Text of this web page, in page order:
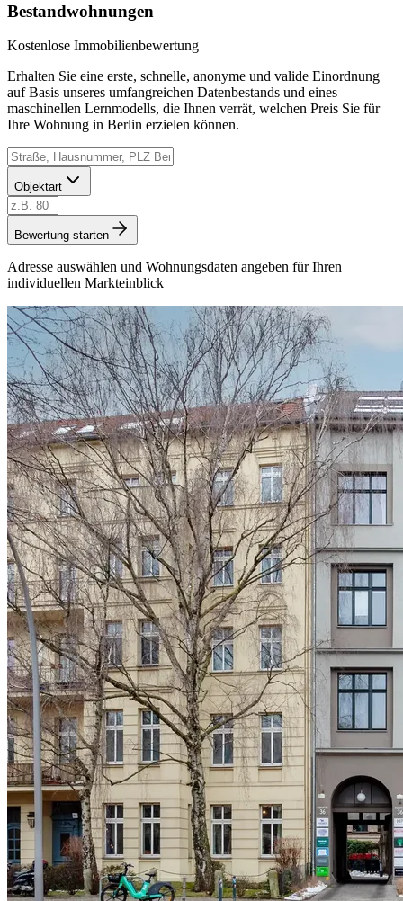
Bestandwohnungen
Kostenlose Immobilienbewertung
Erhalten Sie eine erste, schnelle, anonyme und valide Einordnung
auf Basis unseres umfangreichen Datenbestands und eines
maschinellen Lernmodells, die Ihnen verrät, welchen Preis Sie für
Ihre Wohnung in Berlin erzielen können.
Objektart
Bewertung starten
Adresse auswählen und Wohnungsdaten angeben für Ihren
individuellen Markteinblick